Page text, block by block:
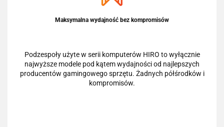
Maksymalna wydajność bez kompromisów
Podzespoły użyte w serii komputerów HIRO to wyłącznie
najwyższe modele pod kątem wydajności od najlepszych
producentów gamingowego sprzętu. Żadnych półśrodków i
kompromisów.